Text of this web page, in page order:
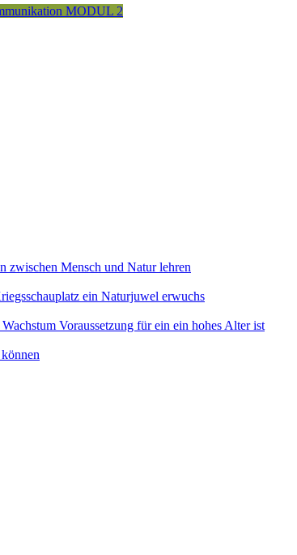
MODUL 2
zwischen Mensch und Natur lehren
ein Naturjuwel erwuchs
Voraussetzung für ein ein hohes Alter ist